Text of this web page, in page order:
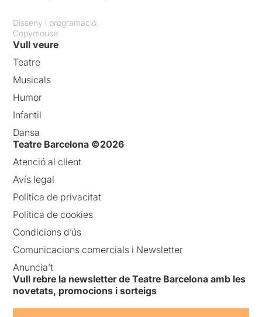
Disseny i programació:
Copymouse
Vull veure
Teatre
Musicals
Humor
Infantil
Dansa
Teatre Barcelona ©2026
Atenció al client
Avís legal
Política de privacitat
Política de cookies
Condicions d’ús
Comunicacions comercials i Newsletter
Anuncia’t
Vull rebre la newsletter de Teatre Barcelona amb les
novetats, promocions i sorteigs